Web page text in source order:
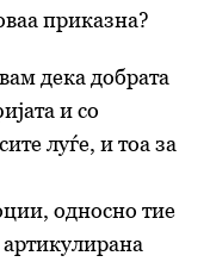
приказна?
дека добрата
и со
луѓе, и тоа за
односно тие